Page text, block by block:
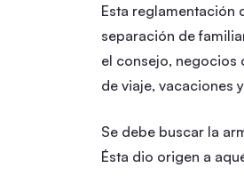
Esta reglamentación
separación de
el consejo, negocios
de viaje, vacaciones
Se debe buscar la
Ésta dio origen a